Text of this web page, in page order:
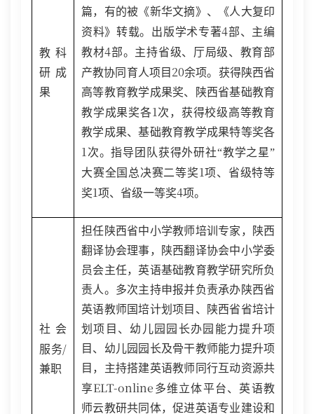
教科
研成
果
篇，有的被《新华文摘》、《人大复印
资料》转载。出版学术专著4部、主编
教材4部。主持省级、厅局级、教育部
产教协同育人项目 20余项。获得陕西省
高等教育教学成果奖、陕西省基础教育
教学成果奖各1次，获得校级高等教育
教学成果、基础教育教学成果特等奖各
1次。指导团队获得外研社“教学之星”
大赛全国总决赛二等奖1项、省级特等
奖1项、省级一等奖4项。
社会
服务/
兼职
担任陕西省中小学教师培训专家，陕西
翻译协会理事，陕西翻译协会中小学委
员会主任，英语基础教育教学研究所负
责人。多次主持申报并负责承办陕西省
英语教师国培计划项目、陕西省省培计
划项目、幼儿园园长办园能力提升项
目、幼儿园园长及骨干教师能力提升项
目，主持搭建英语教师同行互动资源共
享ELT-online 多维立体平台、英语教
师云教研共同体，促进英语专业建设和